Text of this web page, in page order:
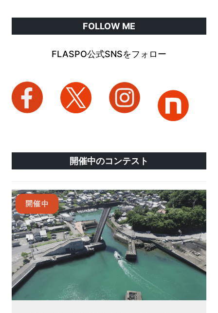
FOLLOW ME
FLASPO公式SNSをフォロー
開催中のコンテスト